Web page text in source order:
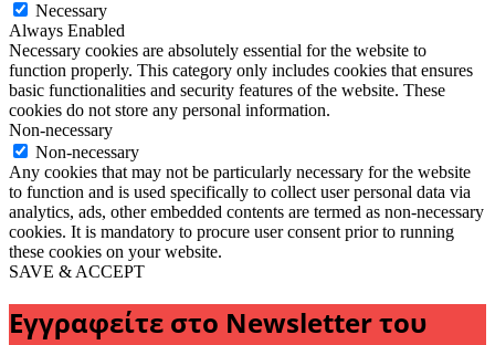
Necessary
Always Enabled
Necessary cookies are absolutely essential for the website to
function properly. This category only includes cookies that ensures
basic functionalities and security features of the website. These
cookies do not store any personal information.
Non-necessary
Non-necessary
Any cookies that may not be particularly necessary for the website
to function and is used specifically to collect user personal data via
analytics, ads, other embedded contents are termed as non-necessary
cookies. It is mandatory to procure user consent prior to running
these cookies on your website.
SAVE & ACCEPT
Εγγραφείτε στο Newsletter του